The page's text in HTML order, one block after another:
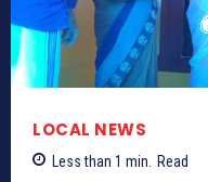
LOCAL NEWS
Less than 1 min. Read